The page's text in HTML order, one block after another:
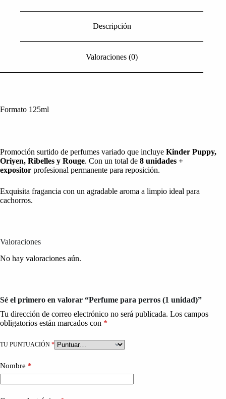
Descripción
Valoraciones (0)
Formato 125ml
Promoción surtido de perfumes variado que incluye Kinder Puppy,
Oriyen, Ribelles y Rouge. Con un total de 8 unidades +
expositor profesional permanente para reposición.
Exquisita fragancia con un agradable aroma a limpio ideal para
cachorros.
Valoraciones
No hay valoraciones aún.
Sé el primero en valorar “Perfume para perros (1 unidad)”
Tu dirección de correo electrónico no será publicada. Los campos
obligatorios están marcados con *
TU PUNTUACIÓN *
Nombre *